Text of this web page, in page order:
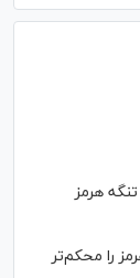
هرمز
را محکم‌تر